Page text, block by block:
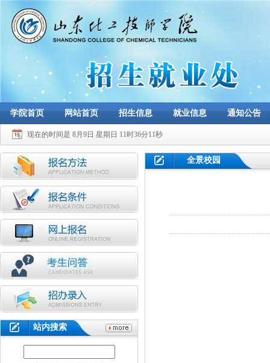
学院首页 网站首页 招生信息 就业信息 通知公告
现在的时间是 8月9日 星期日 11时36分11秒
站内搜索
全景校园